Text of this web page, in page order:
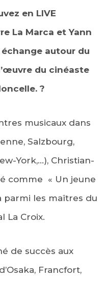
en LIVE
La Marca et Yann
autour du
du cinéaste
?
musicaux dans
Salzbourg,
York,…), Christian-
comme « Un jeune
parmi les maîtres du
La Croix.
de succès aux
Francfort,